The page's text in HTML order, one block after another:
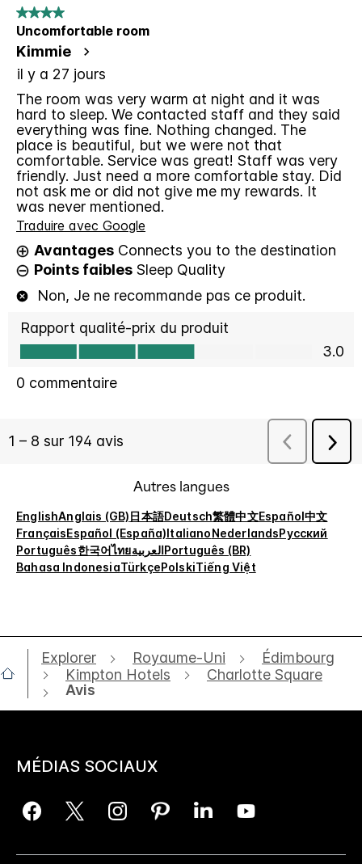
Autres langues
EnglishAnglais (GB)日本語Deutsch繁體中文Español中文
FrançaisEspañol (España)ItalianoNederlandsРусский
Português한국어ไทยالعربيةPortuguês (BR)
Bahasa IndonesiaTürkçePolskiTiếng Việt
Explorer Royaume-Uni
Édimbourg
Kimpton Hotels
Charlotte Square
Avis
MÉDIAS SOCIAUX